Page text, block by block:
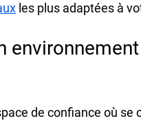
les plus adaptées à
de confiance où se